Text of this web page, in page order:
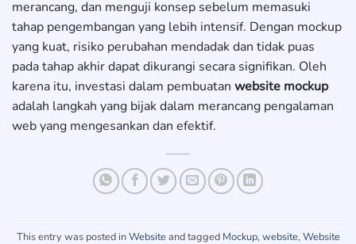
merancang, dan menguji konsep sebelum memasuki
tahap pengembangan yang lebih intensif. Dengan mockup
yang kuat, risiko perubahan mendadak dan tidak puas
pada tahap akhir dapat dikurangi secara signifikan. Oleh
karena itu, investasi dalam pembuatan website mockup
adalah langkah yang bijak dalam merancang pengalaman
web yang mengesankan dan efektif.
This entry was posted inWebsiteand tagged Mockup, website, Website